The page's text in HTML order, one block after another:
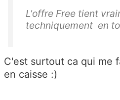
L'offre Free tient
techniquement en
C'est surtout ca qui me
en caisse :)